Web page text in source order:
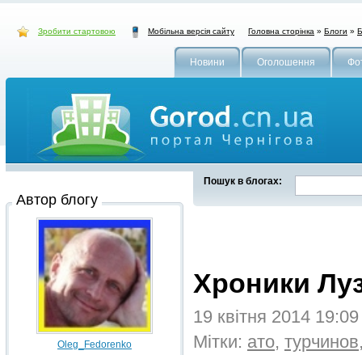
Зробити стартовою Мобільна версія сайту Головна сторінка » Блоги »
Новини Оголошення
Пошук в блогах:
Хроники
19 квітня 2014
Мітки: ато, турчинов
Автор блогу
Oleg_Fedorenko